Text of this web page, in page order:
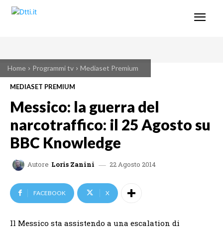
Home Programmi tv Mediaset Premium
MEDIASET PREMIUM
Messico: la guerra del
narcotraffico: il 25 Agosto su
BBC Knowledge
Autore Loris Zanini 22 Agosto 2014
FACEBOOK X
Il Messico sta assistendo a una escalation di